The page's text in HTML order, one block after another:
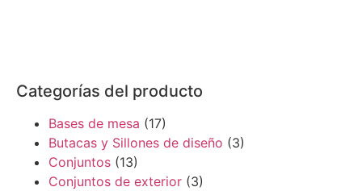
Categorías del producto
Bases de mesa (17)
Butacas y Sillones de diseño (3)
Conjuntos (13)
Conjuntos de exterior (3)